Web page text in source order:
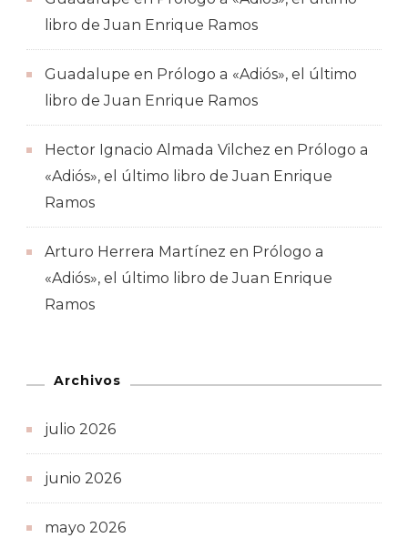
libro de Juan Enrique Ramos
Guadalupe en Prólogo a «Adiós», el último
libro de Juan Enrique Ramos
Hector Ignacio Almada Vilchez en Prólogo a
«Adiós», el último libro de Juan Enrique
Ramos
Arturo Herrera Martínez en Prólogo a
«Adiós», el último libro de Juan Enrique
Ramos
Archivos
julio 2026
junio 2026
mayo 2026